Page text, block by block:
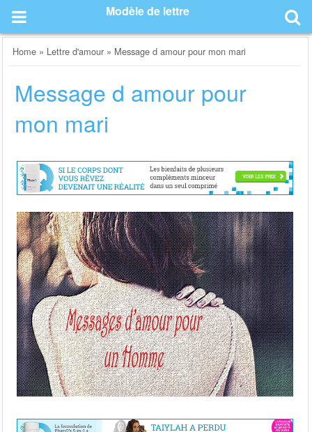
content
Modèle de lettre
Home » Lettre d'amour » Message d amour pour mon mari
Message d amour pour
mon mari